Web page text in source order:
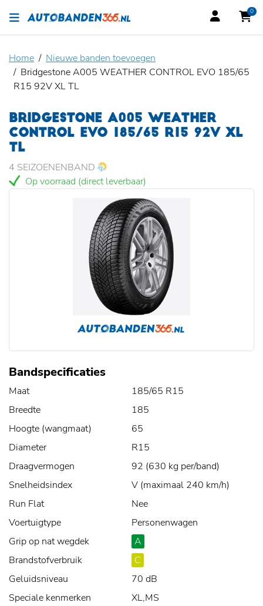
0
Home
Nieuwe banden toevoegen
Bridgestone A005 WEATHER CONTROL EVO 185/65
R15 92V XL TL
BRIDGESTONE A005 WEATHER
CONTROL EVO 185/65 R15 92V XL
TL
4 SEIZOENENBAND
Op voorraad (direct leverbaar)
Bandspecificaties
Maat
185/65 R15
Breedte
185
Hoogte (wangmaat)
65
Diameter
R15
Draagvermogen
92 (630 kg per/band)
Snelheidsindex
V (maximaal 240 km/h)
Run Flat
Nee
Voertuigtype
Personenwagen
Grip op nat wegdek
A
Brandstofverbruik
C
Geluidsniveau
70 dB
Speciale kenmerken
XL,MS